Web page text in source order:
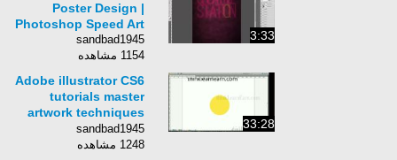
3:33
Poster Design |
Photoshop Speed Art
sandbad1945
1154 مشاهده
33:28
Adobe illustrator CS6
tutorials master
artwork techniques
Discover the new
Creative Suite 6
sandbad1945
1248 مشاهده